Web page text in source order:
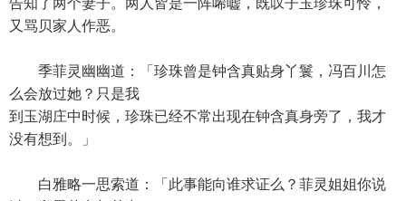
告知了两个妻子。两人皆是一阵唏嘘，既叹子玉珍珠可怜，
又骂贝家人作恶。
季菲灵幽幽道：「珍珠曾是钟含真贴身丫鬟，冯百川怎
么会放过她？只是我
到玉湖庄中时候，珍珠已经不常出现在钟含真身旁了，我才
没有想到。」
白雅略一思索道：「此事能向谁求证么？菲灵姐姐你说